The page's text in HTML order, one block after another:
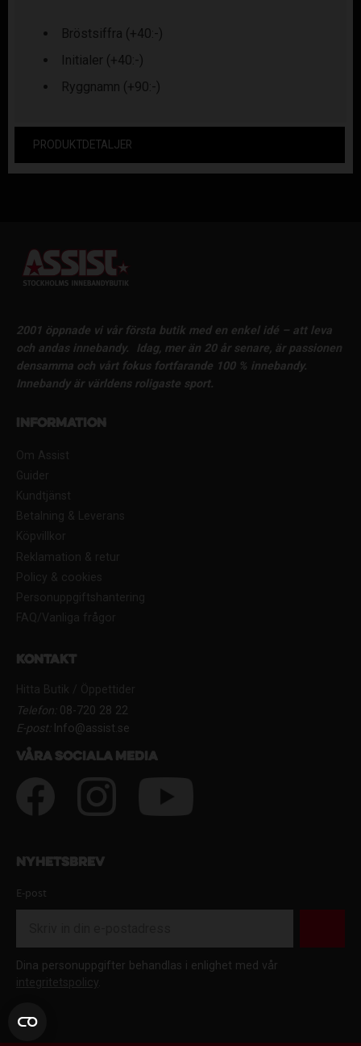
Bröstsiffra (+40:-)
Initialer (+40:-)
Ryggnamn (+90:-)
PRODUKTDETALJER
2001 öppnade vi vår första butik med en enkel idé – att leva
och andas innebandy.
Idag, mer än 20 år senare, är passionen
densamma och vårt fokus fortfarande 100 % innebandy.
Innebandy är världens roligaste sport.
Information
Om Assist
Guider
Kundtjänst
Betalning & Leverans
Köpvillkor
Reklamation & retur
Policy & cookies
Personuppgiftshantering
FAQ/Vanliga frågor
Kontakt
Hitta Butik / Öppettider
Telefon:08-720 28 22
E-post:Info@assist.se
Våra sociala media
Nyhetsbrev
E-post
Dina personuppgifter behandlas i enlighet med vår
integritetspolicy